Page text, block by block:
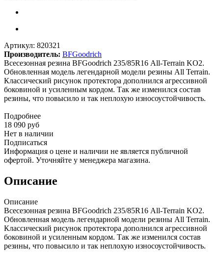
Артикул: 820321
Производитель: BFGoodrich
Всесезонная резина BFGoodrich 235/85R16 Аll-Terrain KO2.
Обновленная модель легендарной модели резины All Terrain.
Классический рисунок протектора дополнился агрессивной
боковиной и усиленным кордом. Так же изменился состав
резины, что повысило и так неплохую износоустойчивость.
Подробнее
18 090 руб
Нет в наличии
Подписаться
Информация о цене и наличии не является публичной
офертой. Уточняйте у менеджера магазина.
Описание
Описание
Всесезонная резина BFGoodrich 235/85R16 Аll-Terrain KO2.
Обновленная модель легендарной модели резины All Terrain.
Классический рисунок протектора дополнился агрессивной
боковиной и усиленным кордом. Так же изменился состав
резины, что повысило и так неплохую износоустойчивость.